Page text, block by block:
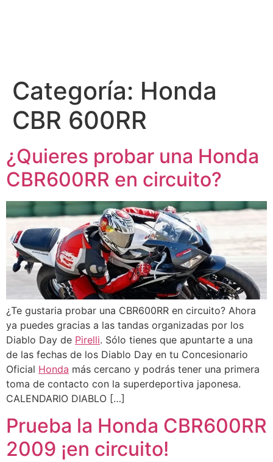
Categoría: Honda
CBR 600RR
¿Quieres probar una Honda
CBR600RR en circuito?
¿Te gustaria probar una CBR600RR en circuito? Ahora
ya puedes gracias a las tandas organizadas por los
Diablo Day de Pirelli. Sólo tienes que apuntarte a una
de las fechas de los Diablo Day en tu Concesionario
Oficial Honda más cercano y podrás tener una primera
toma de contacto con la superdeportiva japonesa.
CALENDARIO DIABLO […]
Prueba la Honda CBR600RR
2009 ¡en circuito!